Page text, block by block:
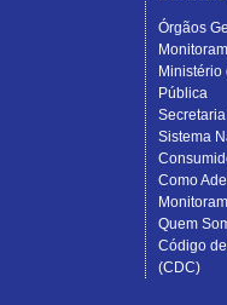
Órgãos
Ministério
Pública
Sistema
Como
Quem
Código
(CDC)